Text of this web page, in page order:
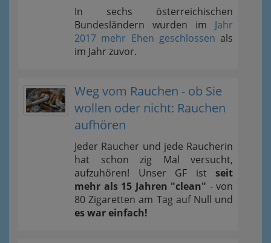
In sechs österreichischen
Bundesländern wurden im Jahr
2017 mehr Ehen geschlossen als
im Jahr zuvor.
Weg vom Rauchen - ob Sie
wollen oder nicht: Rauchen
aufhören
Jeder Raucher und jede Raucherin
hat schon zig Mal versucht,
aufzuhören! Unser GF ist seit
mehr als 15 Jahren "clean" - von
80 Zigaretten am Tag auf Null und
es war einfach!